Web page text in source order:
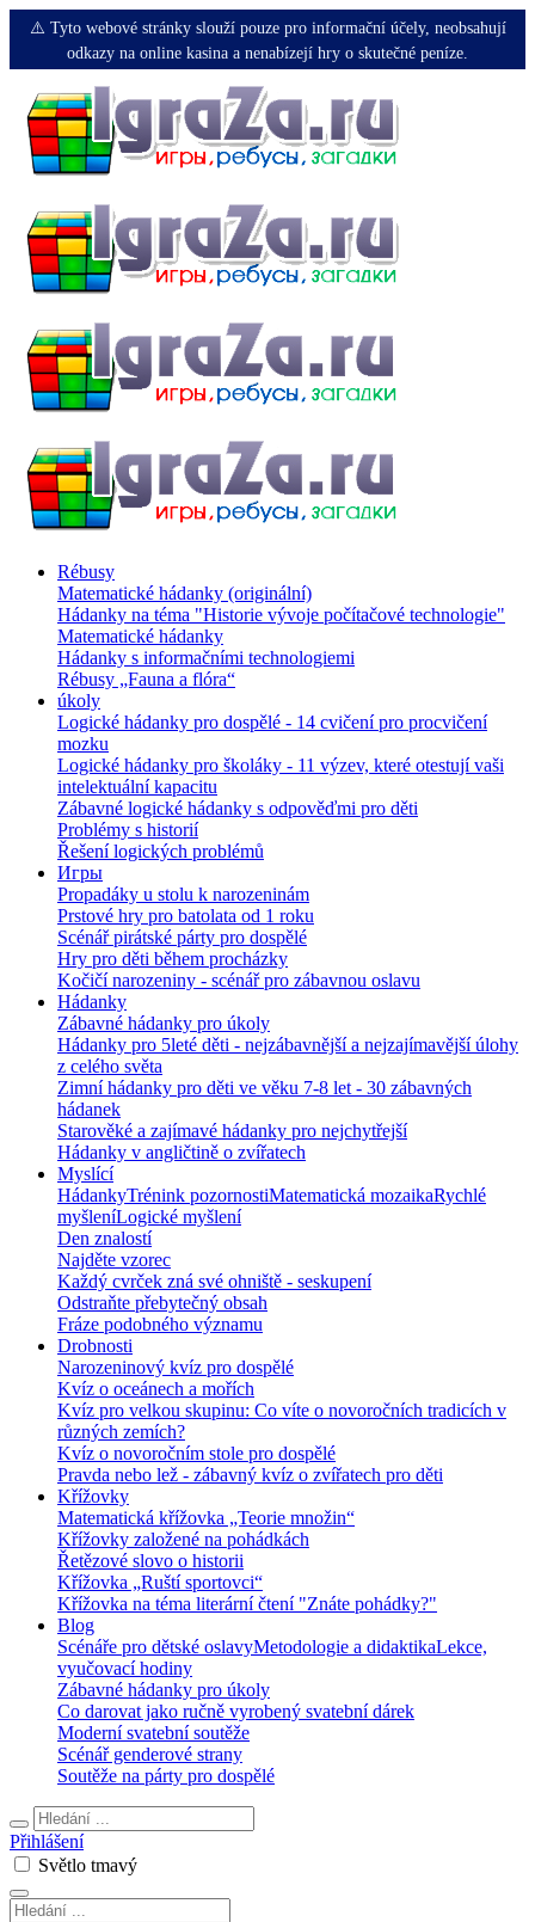
⚠️ Tyto webové stránky slouží pouze pro informační účely, neobsahují
odkazy na online kasina a nenabízejí hry o skutečné peníze.
Rébusy
Matematické hádanky (originální)
Hádanky na téma "Historie vývoje počítačové technologie"
Matematické hádanky
Hádanky s informačními technologiemi
Rébusy „Fauna a flóra“
úkoly
Logické hádanky pro dospělé - 14 cvičení pro procvičení
mozku
Logické hádanky pro školáky - 11 výzev, které otestují vaši
intelektuální kapacitu
Zábavné logické hádanky s odpověďmi pro děti
Problémy s historií
Řešení logických problémů
Игры
Propadáky u stolu k narozeninám
Prstové hry pro batolata od 1 roku
Scénář pirátské párty pro dospělé
Hry pro děti během procházky
Kočičí narozeniny - scénář pro zábavnou oslavu
Hádanky
Zábavné hádanky pro úkoly
Hádanky pro 5leté děti - nejzábavnější a nejzajímavější úlohy
z celého světa
Zimní hádanky pro děti ve věku 7-8 let - 30 zábavných
hádanek
Starověké a zajímavé hádanky pro nejchytřejší
Hádanky v angličtině o zvířatech
Myslící
HádankyTrénink pozornostiMatematická mozaikaRychlé
myšleníLogické myšlení
Den znalostí
Najděte vzorec
Každý cvrček zná své ohniště - seskupení
Odstraňte přebytečný obsah
Fráze podobného významu
Drobnosti
Narozeninový kvíz pro dospělé
Kvíz o oceánech a mořích
Kvíz pro velkou skupinu: Co víte o novoročních tradicích v
různých zemích?
Kvíz o novoročním stole pro dospělé
Pravda nebo lež - zábavný kvíz o zvířatech pro děti
Křížovky
Matematická křížovka „Teorie množin“
Křížovky založené na pohádkách
Řetězové slovo o historii
Křížovka „Ruští sportovci“
Křížovka na téma literární čtení "Znáte pohádky?"
Blog
Scénáře pro dětské oslavyMetodologie a didaktikaLekce,
vyučovací hodiny
Zábavné hádanky pro úkoly
Co darovat jako ručně vyrobený svatební dárek
Moderní svatební soutěže
Scénář genderové strany
Soutěže na párty pro dospělé
Přihlášení
Světlo tmavý